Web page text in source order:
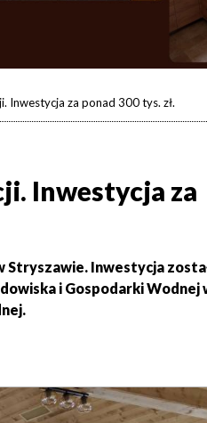
Inwestycja za ponad 300 tys. zł.
Inwestycja za
Stryszawie. Inwestycja
i Gospodarki Wodnej